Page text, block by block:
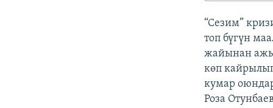
“Сезим”
топ бүгүн
жайынан
көп
кумар
Роза